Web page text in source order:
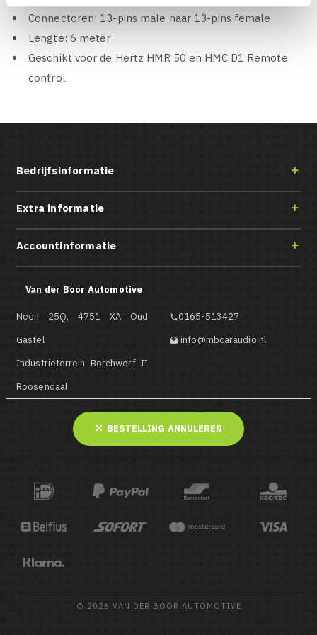
Connectoren: 13-pins male naar 13-pins female
Lengte: 6 meter
Geschikt voor de Hertz HMR 50 en HMC D1 Remote
control
Bedrijfsinformatie 
Extra informatie 
Accountinformatie 
Van der Boor Automotive
Neon 25Q, 4751 XA Oud
Gastel
Industrieterrein Borchwerf II
Roosendaal
0165-513427
 info@mbcaraudio.nl
BESTELLING ANNULEREN
© 2026 VAN DER BOOR AUTOMOTIVE